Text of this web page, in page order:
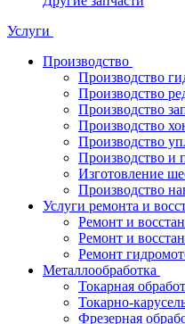
Услуги
Производство
Производство
Производство
Производство
Производство
Производство
Производство и
Изготовление
Производство
Услуги ремонта и
Ремонт и
Ремонт и
Ремонт
Металлообработка
Токарная
Токарно-
Фрезерная